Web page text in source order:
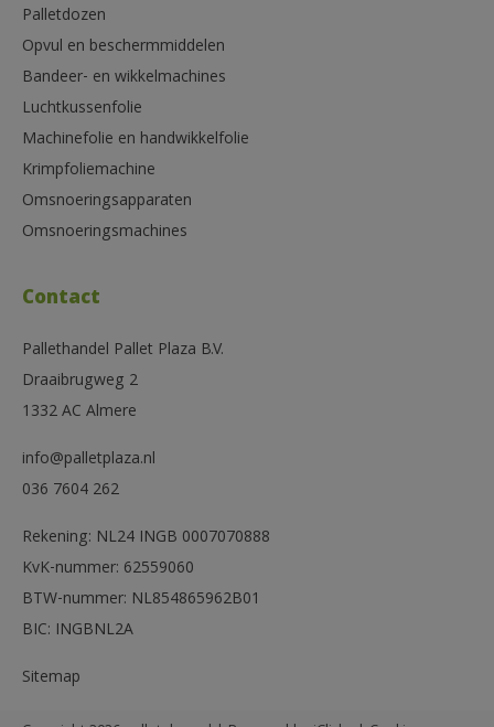
Palletdozen
Opvul en beschermmiddelen
Bandeer- en wikkelmachines
Luchtkussenfolie
Machinefolie en handwikkelfolie
Krimpfoliemachine
Omsnoeringsapparaten
Omsnoeringsmachines
Contact
Pallethandel Pallet Plaza B.V.
Draaibrugweg 2
1332 AC Almere
info@palletplaza.nl
036 7604 262
Rekening: NL24 INGB 0007070888
KvK-nummer: 62559060
BTW-nummer: NL854865962B01
BIC: INGBNL2A
Sitemap